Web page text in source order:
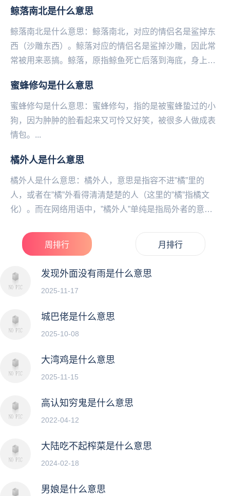
鲸落南北是什么意思
鲸落南北是什么意思：鲸落南北，对应的情侣名是鲨掉东
西（沙雕东西）。鲸落对应的情侣名是鲨掉沙雕，因此常
常被用来恶搞。鲸落，原指鲸鱼死亡后落到海底，身上自
落。...
蜜蜂修勾是什么意思
蜜蜂修勾是什么意思：蜜蜂‌‌‌‌‌‌‌‌‌‌‌‌‌修勾，指的是被蜜蜂蛰过的小
狗，因为肿肿的脸看起来又可怜又好笑，被很多人做成表
情包。...
橘外人是什么意思
橘外人是什么意思：橘外人，意思是指容‌不进”橘”里的
人，或者在”橘”外看得清清楚楚的人（这里的”橘”指橘文
化）。而在网络用语中，”橘外人”单纯是指局外者的意
周排行 月排行
发现外面没有雨是什么意思
2025-11-17
城巴佬是什么意思
2025-10-08
大湾鸡是什么意思
2025-11-15
高认知穷鬼是什么意思
2022-04-12
大陆吃不起榨菜是什么意思
2024-02-18
男娘是什么意思